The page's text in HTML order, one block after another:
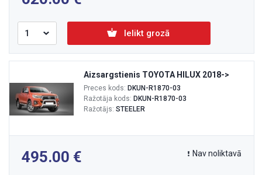
Ielikt grozā
Aizsargstienis TOYOTA HILUX 2018->
Preces kods: DKUN-R1870-03
Ražotāja kods: DKUN-R1870-03
Ražotājs: STEELER
495.00 Nav noliktavā